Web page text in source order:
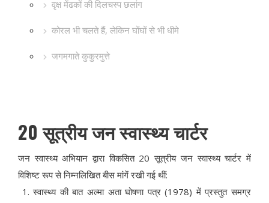
वृक्ष मेंढकों की दिलचस्प छलांग
कोरल भी चलते हैं, लेकिन घोंघों से भी धीमे
जगमगाते कुकुरमुत्ते
20 सूत्रीय जन स्वास्थ्य चार्टर
जन स्वास्थ्य अभियान द्वारा विकसित 20 सूत्रीय जन स्वास्थ्य चार्टर में
विशिष्ट रूप से निम्नलिखित बीस मांगें रखी गई थीं:
1. स्वास्थ्य की बात अल्मा अता घोषणा पत्र (1978) में प्रस्तुत समग्र